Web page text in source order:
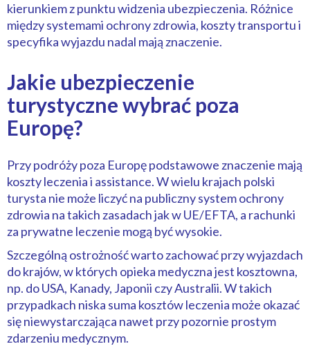
kierunkiem z punktu widzenia ubezpieczenia. Różnice
między systemami ochrony zdrowia, koszty transportu i
specyfika wyjazdu nadal mają znaczenie.
Jakie ubezpieczenie
turystyczne wybrać poza
Europę?
Przy podróży poza Europę podstawowe znaczenie mają
koszty leczenia i assistance. W wielu krajach polski
turysta nie może liczyć na publiczny system ochrony
zdrowia na takich zasadach jak w UE/EFTA, a rachunki
za prywatne leczenie mogą być wysokie.
Szczególną ostrożność warto zachować przy wyjazdach
do krajów, w których opieka medyczna jest kosztowna,
np. do USA, Kanady, Japonii czy Australii. W takich
przypadkach niska suma kosztów leczenia może okazać
się niewystarczająca nawet przy pozornie prostym
zdarzeniu medycznym.